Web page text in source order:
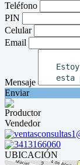
Teléfono
PIN
Celular
Email
Mensaje
Enviar
Productor
Vendedor
3413166060
UBICACIÓN